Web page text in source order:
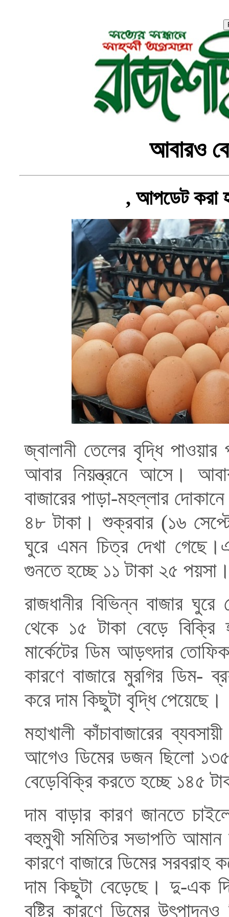
আবারও
, আপডেট করা
জ্বালানী তেলের বৃদ্ধি
আবার নিয়ন্ত্রনে আসে।
বাজারের পাড়া-মহল্লার
৪৮ টাকা। শুক্রবার (১৬
ঘুরে এমন চিত্র দেখা
গুনতে হচ্ছে ১১ টাকা ২৫
রাজধানীর বিভিন্ন বাজার
থেকে ১৫ টাকা বেড়ে
মার্কেটের ডিম আড়ৎদার
কারণে বাজারে মুরগির ডিম-
করে দাম কিছুটা বৃদ্ধি পেয়েছে।
মহাখালী কাঁচাবাজারের
আগেও ডিমের ডজন ছিলো
বেড়েবিক্রি করতে হচ্ছে ১৪৫
দাম বাড়ার কারণ জানতে
বহুমুখী সমিতির সভাপতি আমান
কারণে বাজারে ডিমের সরবরাহ
দাম কিছুটা বেড়েছে। দু-এক
বৃষ্টির কারণে ডিমের